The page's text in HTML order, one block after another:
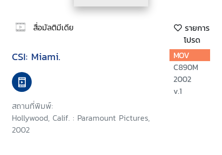
สื่อมัลติมีเดีย
รายการ
โปรด
CSI: Miami.
สถานที่พิมพ์:
Hollywood, Calif. : Paramount Pictures,
2002
MOV
C890M
2002
v.1